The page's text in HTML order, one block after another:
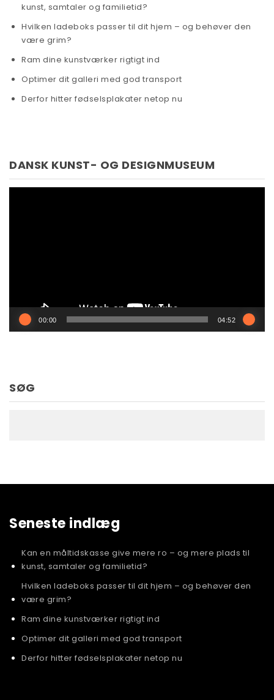
kunst, samtaler og familietid?
Hvilken ladeboks passer til dit hjem – og behøver den
være grim?
Ram dine kunstværker rigtigt ind
Optimer dit galleri med god transport
Derfor hitter fødselsplakater netop nu
DANSK KUNST- OG DESIGNMUSEUM
00:00 04:52
SØG
Seneste indlæg
Kan en måltidskasse give mere ro – og mere plads til
kunst, samtaler og familietid?
Hvilken ladeboks passer til dit hjem – og behøver den
være grim?
Ram dine kunstværker rigtigt ind
Optimer dit galleri med god transport
Derfor hitter fødselsplakater netop nu